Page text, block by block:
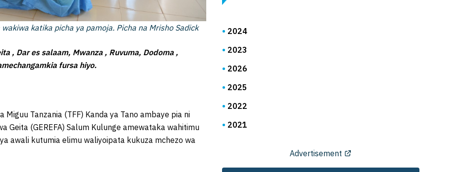
katika picha ya pamoja. Picha na Mrisho Sadick
, Dar es salaam, Mwanza , Ruvuma, Dodoma ,
fursa hiyo.
Tanzania (TFF) Kanda ya Tano ambaye pia ni
Geita (GEREFA) Salum Kulunge amewataka wahitimu
awali kutumia elimu waliyoipata kukuza mchezo wa
2024
2023
2026
2025
2022
2021
Advertisement